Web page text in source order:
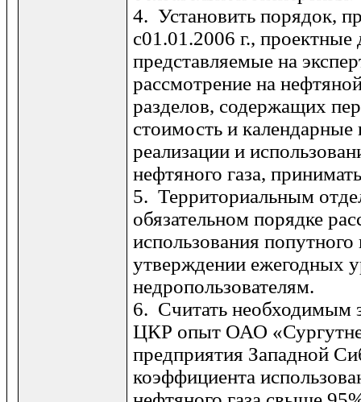
4. Установить порядок,
с01.01.2006 г.,
представляемые на
рассмотрение на
разделов, содержащих
стоимость и
реализации и
нефтяного газа,
5. Территориальным
обязатель­ном порядке
использования попутного
утверждении ежегодных
недропользователям.
6. Считать необходимым
ЦКР опыт ОАО
предприя­тия Западной
коэффициента